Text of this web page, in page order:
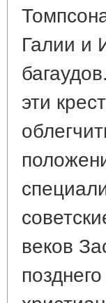
Галии и
эти
веков